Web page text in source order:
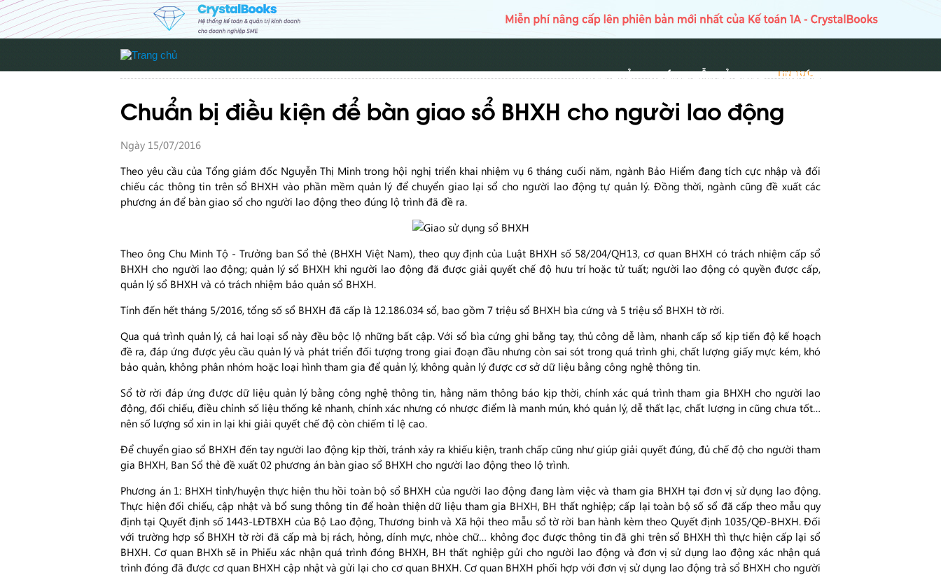
TRANG CHỦ HƯỚNG DẪN SỬ DỤNG TIN TỨC
TIN TỨC
Chuẩn bị điều kiện để bàn giao sổ BHXH cho người lao động
Ngày 15/07/2016
Theo yêu cầu của Tổng giám đốc Nguyễn Thị Minh trong hội nghị triển khai nhiệm vụ 6 tháng cuối năm, ngành Bảo Hiểm đang tích cực nhập và đối
chiếu các thông tin trên sổ BHXH vào phần mềm quản lý để chuyển giao lại sổ cho người lao động tự quản lý. Đồng thời, ngành cũng đề xuất các
phương án để bàn giao sổ cho người lao động theo đúng lộ trình đã đề ra.
Theo ông Chu Minh Tộ - Trưởng ban Sổ thẻ (BHXH Việt Nam), theo quy định của Luật BHXH số 58/204/QH13, cơ quan BHXH có trách nhiệm cấp sổ
BHXH cho người lao động; quản lý sổ BHXH khi người lao động đã được giải quyết chế độ hưu trí hoặc tử tuất; người lao động có quyền được cấp,
quản lý sổ BHXH và có trách nhiệm bảo quản sổ BHXH.
Tính đến hết tháng 5/2016, tổng số sổ BHXH đã cấp là 12.186.034 sổ, bao gồm 7 triệu sổ BHXH bìa cứng và 5 triệu sổ BHXH tờ rời.
Qua quá trình quản lý, cả hai loại sổ này đều bộc lộ những bất cập. Với sổ bìa cứng ghi bằng tay, thủ công dễ làm, nhanh cấp sổ kịp tiến độ kế hoạch
đề ra, đáp ứng được yêu cầu quản lý và phát triển đối tượng trong giai đoạn đầu nhưng còn sai sót trong quá trình ghi, chất lượng giấy mực kém, khó
bảo quản, không phân nhóm hoặc loại hình tham gia để quản lý, không quản lý được cơ sở dữ liệu bằng công nghệ thông tin.
Sổ tờ rời đáp ứng được dữ liệu quản lý bằng công nghệ thông tin, hằng năm thông báo kịp thời, chính xác quá trình tham gia BHXH cho người lao
động, đối chiếu, điều chỉnh số liệu thống kê nhanh, chính xác nhưng có nhược điểm là manh mún, khó quản lý, dễ thất lạc, chất lượng in cũng chưa tốt…
nên số lượng sổ xin in lại khi giải quyết chế độ còn chiếm tỉ lệ cao.
Để chuyển giao sổ BHXH đến tay người lao động kịp thời, tránh xảy ra khiếu kiện, tranh chấp cũng như giúp giải quyết đúng, đủ chế độ cho người tham
gia BHXH, Ban Sổ thẻ đề xuất 02 phương án bàn giao sổ BHXH cho người lao động theo lộ trình.
Phương án 1: BHXH tỉnh/huyện thực hiện thu hồi toàn bộ sổ BHXH của người lao động đang làm việc và tham gia BHXH tại đơn vị sử dụng lao động.
Thực hiện đối chiếu, cập nhật và bổ sung thông tin để hoàn thiện dữ liệu tham gia BHXH, BH thất nghiệp; cấp lại toàn bộ số sổ đã cấp theo mẫu quy
định tại Quyết định số 1443-LĐTBXH của Bộ Lao động, Thương binh và Xã hội theo mẫu sổ tờ rời ban hành kèm theo Quyết định 1035/QĐ-BHXH. Đối
với trường hợp sổ BHXH tờ rời đã cấp mà bị rách, hỏng, dính mực, nhòe chữ… không đọc được thông tin đã ghi trên sổ BHXH thì thực hiện cấp lại sổ
BHXH. Cơ quan BHXh sẽ in Phiếu xác nhận quá trình đóng BHXH, BH thất nghiệp gửi cho người lao động và đơn vị sử dụng lao động xác nhận quá
trình đóng đã được cơ quan BHXH cập nhật và gửi lại cho cơ quan BHXH. Cơ quan BHXH phối hợp với đơn vị sử dụng lao động trả sổ BHXH cho người